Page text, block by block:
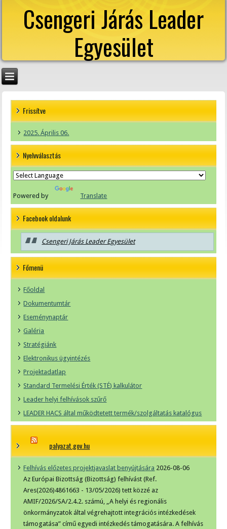
Csengeri Járás Leader
Egyesület
Frissítve
2025. Április 06.
Nyelvválasztás
Powered by Translate
Facebook oldalunk
Csengeri Járás Leader Egyesület
Főmenü
Főoldal
Dokumentumtár
Eseménynaptár
Galéria
Stratégiánk
Elektronikus ügyintézés
Projektadatlap
Standard Termelési Érték (STÉ) kalkulátor
Leader helyi felhívások szűrő
LEADER HACS által működtetett termék/szolgáltatás katalógus
palyazat.gov.hu
Felhívás előzetes projektjavaslat benyújtására 2026-08-06
Az Európai Bizottság (Bizottság) felhívást (Ref.
Ares(2026)4861663 - 13/05/2026) tett közzé az
AMIF/2026/SA/2.4.2. számú, „A helyi és regionális
önkormányzatok által végrehajtott integrációs intézkedések
támogatása” című egyedi intézkedés támogatására. A felhívás